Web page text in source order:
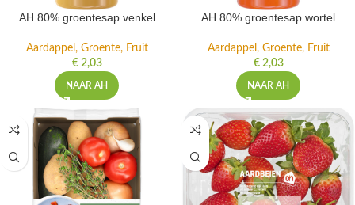
AH 80% groentesap venkel
Aardappel, Groente, Fruit
€2,03
NAAR AH
AH 80% groentesap wortel
Aardappel, Groente, Fruit
€2,03
NAAR AH